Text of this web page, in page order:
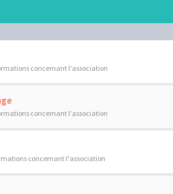
concernant l'association
concernant l'association
concernant l'association